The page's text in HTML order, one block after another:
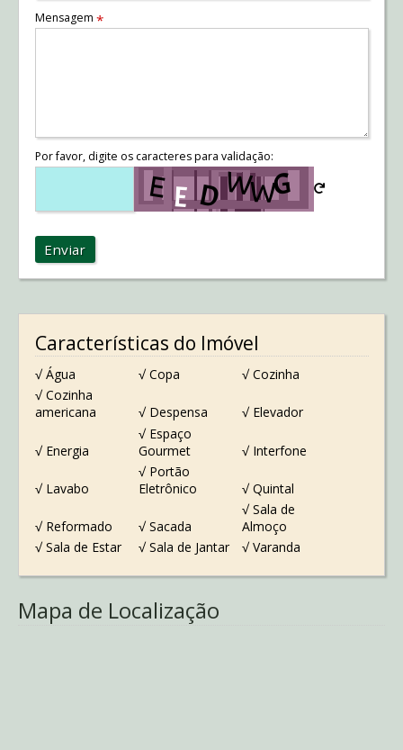
Mensagem *
Por favor, digite os caracteres para validação:
Enviar
Características do Imóvel
√ Água √ Copa
√ Cozinha
√ Cozinha
americana
√ Despensa √ Elevador
√ Energia
√ Espaço
Gourmet
√ Interfone
√ Lavabo
√ Portão
Eletrônico
√ Quintal
√ Reformado √ Sacada
√ Sala de
Almoço
√ Sala de Estar
√ Sala de Jantar √ Varanda
Mapa de Localização